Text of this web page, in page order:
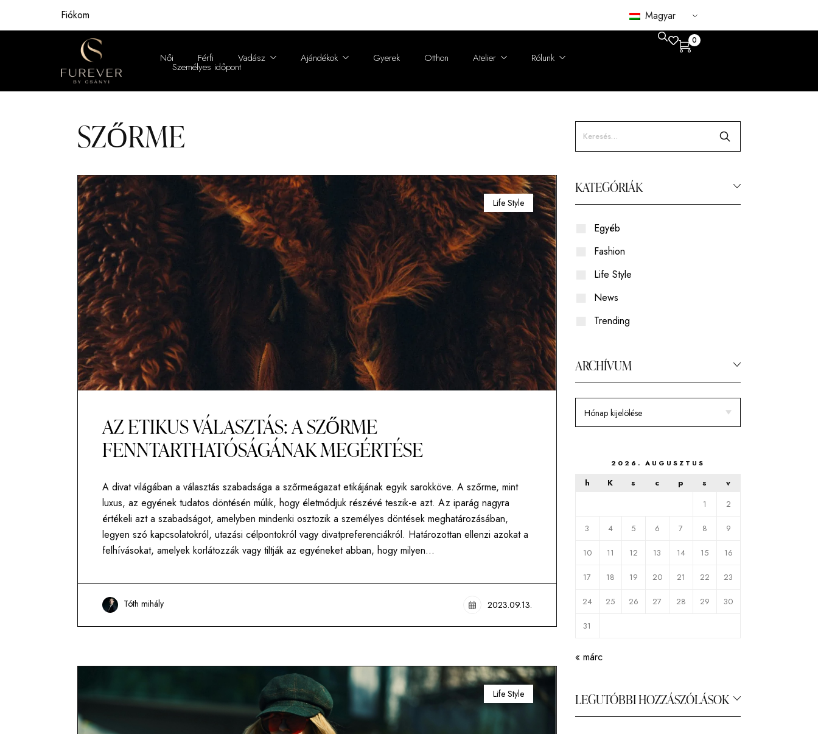
Fiókom Magyar
Női Férfi Vadász Ajándékok Gyerek Otthon Atelier
A szőrmék világa
Róka
Bárány
Nerc
Swakara
Coboly
Rólunk
Személyes időpont
0
SZŐRME
Life Style
AZ ETIKUS VÁLASZTÁS: A SZŐRME
FENNTARTHATÓSÁGÁNAK MEGÉRTÉSE
A divat világában a választás szabadsága a szőrmeágazat etikájának egyik sarokköve. A szőrme, mint
luxus, az egyének tudatos döntésén múlik, hogy életmódjuk részévé teszik-e azt. Az iparág nagyra
értékeli azt a szabadságot, amelyben mindenki osztozik a személyes döntések meghatározásában,
legyen szó kapcsolatokról, utazási célpontokról vagy divatpreferenciákról. Határozottan ellenzi azokat a
felhívásokat, amelyek korlátozzák vagy tiltják az egyéneket abban, hogy milyen…
Tóth mihály 2023.09.13.
Life Style
KATEGÓRIÁK
Egyéb
Fashion
Life Style
News
Trending
ARCHÍVUM
2026. AUGUSZTUS
h K s c p s
v
1
2
3 4 5 6 7 8 9
10 11 12 13 14 15 16
17 18 19 20 21 22 23
24 25 26 27 28 29 30
31
« márc
LEGUTÓBBI HOZZÁSZÓLÁSOK